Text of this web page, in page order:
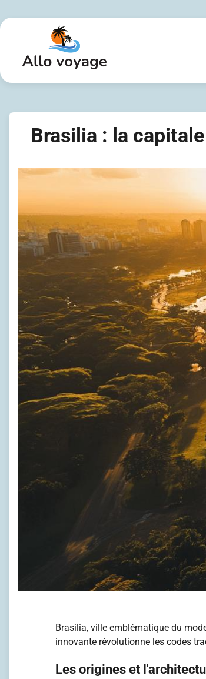
to
Brasilia : la
Brasilia, ville emblématique du
innovante révolutionne les codes
Les origines et